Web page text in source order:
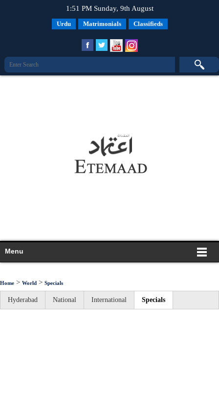
1:51 PM Sunday, 9th August
Urdu Matrimonials Classifieds
Menu
Home > World > Specials
Hyderabad National International Specials